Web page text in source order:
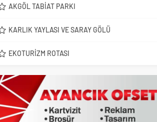
AKGÖL TABIAT PARKI
KARLIK YAYLASI VE SARAY GÖLÜ
EKOTURIZM ROTASI